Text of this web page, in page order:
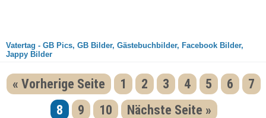
Vatertag - GB Pics, GB Bilder, Gästebuchbilder, Facebook Bilder,
Jappy Bilder
« Vorherige Seite 1 2 3 4 5 6
7
8
9 10 Nächste Seite »